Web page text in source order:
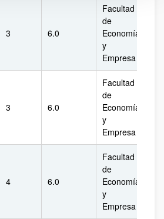
3 6.0
Facultad
de
Economía
y
Empresa
3 6.0
Facultad
de
Economía
y
Empresa
4 6.0
Facultad
de
Economía
y
Empresa